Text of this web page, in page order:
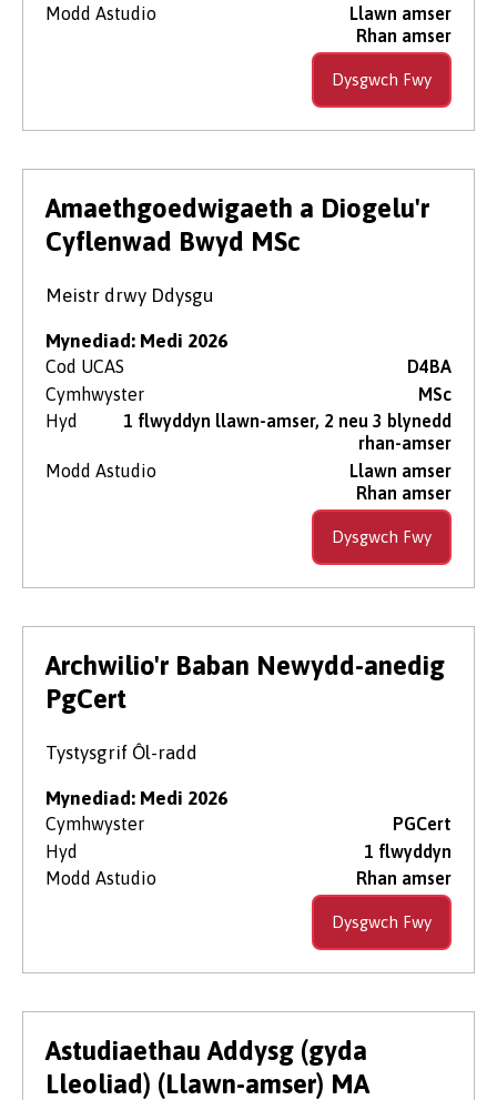
Modd Astudio
Llawn amser
Rhan amser
Dysgwch Fwy
Amaethgoedwigaeth a Diogelu'r
Cyflenwad Bwyd MSc
Meistr drwy Ddysgu
Mynediad: Medi 2026
Cod UCAS
D4BA
Cymhwyster
MSc
Hyd
1 flwyddyn llawn-amser, 2 neu 3 blynedd
rhan-amser
Modd Astudio
Llawn amser
Rhan amser
Dysgwch Fwy
Archwilio'r Baban Newydd-anedig
PgCert
Tystysgrif Ôl-radd
Mynediad: Medi 2026
Cymhwyster
PGCert
Hyd
1 flwyddyn
Modd Astudio
Rhan amser
Dysgwch Fwy
Astudiaethau Addysg (gyda
Lleoliad) (Llawn-amser) MA